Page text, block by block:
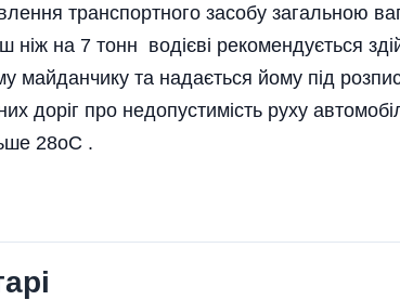
транспортного засобу загальною
ніж на 7 тонн водієві рекомендується
майданчику та надається йому під
доріг про недопустимість руху
28оС .